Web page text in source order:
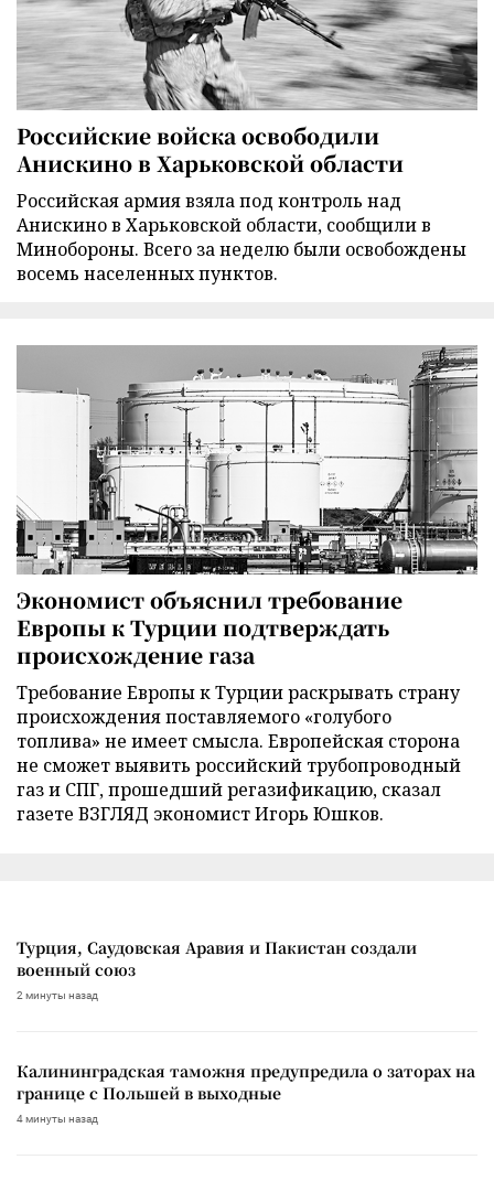
Российские войска освободили
Анискино в Харьковской области
Российская армия взяла под контроль над
Анискино в Харьковской области, сообщили в
Минобороны. Всего за неделю были освобождены
восемь населенных пунктов.
Экономист объяснил требование
Европы к Турции подтверждать
происхождение газа
Требование Европы к Турции раскрывать страну
происхождения поставляемого «голубого
топлива» не имеет смысла. Европейская сторона
не сможет выявить российский трубопроводный
газ и СПГ, прошедший регазификацию, сказал
газете ВЗГЛЯД экономист Игорь Юшков.
Турция, Саудовская Аравия и Пакистан создали
военный союз
2 минуты назад
Калининградская таможня предупредила о заторах на
границе с Польшей в выходные
4 минуты назад